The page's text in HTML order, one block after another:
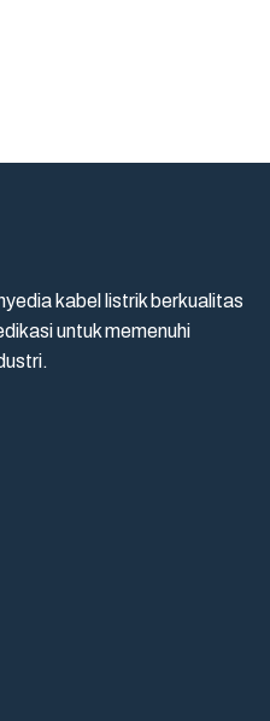
kabel listrik berkualitas
untuk memenuhi